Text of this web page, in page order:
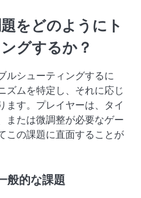
をどのようにト
グするか？
ルシューティングするに
ズムを特定し、それに応じ
ます。プレイヤーは、タイ
または微調整が必要なゲー
この課題に直面することが
般的な課題